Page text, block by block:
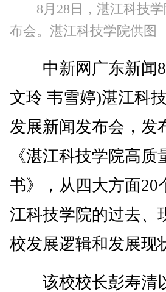
8月28日，湛江科技
布会。湛江科技学院供图
中新网广东新闻8
文玲 韦雪婷)湛江科
发展新闻发布会，发
《湛江科技学院高
书》，从四大方面20
江科技学院的过去、
校发展逻辑和发展现
该校校长彭寿清以